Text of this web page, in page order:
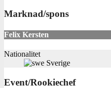
Marknad/spons
Felix Kersten
Nationalitet
Sverige
Event/Rookiechef